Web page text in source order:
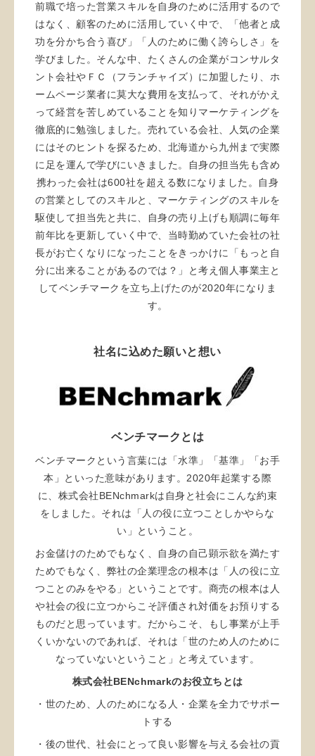
前職で培った営業スキルを自身のために活用するので
はなく、顧客のために活用していく中で、「他者と成
功を分かち合う喜び」「人のために働く誇らしさ」を
学びました。そんな中、たくさんの企業がコンサルタ
ント会社やＦＣ（フランチャイズ）に加盟したり、ホ
ームページ業者に莫大な費用を支払って、それがかえ
って経営を苦しめていることを知りマーケティングを
徹底的に勉強しました。売れている会社、人気の企業
にはそのヒントを探るため、北海道から九州まで実際
に足を運んで学びにいきました。自身の担当先も含め
携わった会社は600社を超える数になりました。自身
の営業としてのスキルと、マーケティングのスキルを
駆使して担当先と共に、自身の売り上げも順調に毎年
前年比を更新していく中で、当時勤めていた会社の社
長がお亡くなりになったことをきっかけに「もっと自
分に出来ることがあるのでは？」と考え個人事業主と
してベンチマークを立ち上げたのが2020年になりま
す。
社名に込めた願いと想い
ベンチマークとは
ベンチマークという言葉には「水準」「基準」「お手
本」といった意味があります。2020年起業する際
に、株式会社BENchmarkは自身と社会にこんな約束
をしました。それは「人の役に立つことしかやらな
い」ということ。
お金儲けのためでもなく、自身の自己顕示欲を満たす
ためでもなく、弊社の企業理念の根本は「人の役に立
つことのみをやる」ということです。商売の根本は人
や社会の役に立つからこそ評価され対価をお預りする
ものだと思っています。だからこそ、もし事業が上手
くいかないのであれば、それは「世のため人のために
なっていないということ」と考えています。
株式会社BENchmarkのお役立ちとは
・世のため、人のためになる人・企業を全力でサポー
トする
・後の世代、社会にとって良い影響を与える会社の貢